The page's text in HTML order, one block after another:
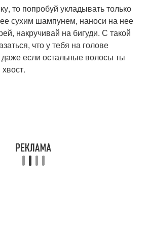
то попробуй укладывать только
сухим шампунем, наноси на нее
накручивай на бигуди. С такой
что у тебя на голове
если остальные волосы ты